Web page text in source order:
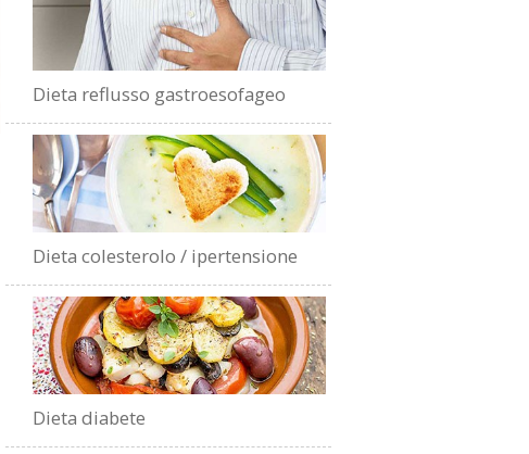
Dieta reflusso gastroesofageo
Dieta colesterolo / ipertensione
Dieta diabete